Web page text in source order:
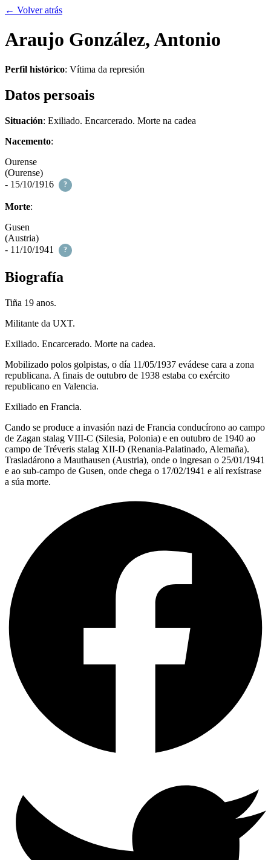
← Volver atrás
Araujo González, Antonio
Perfil histórico: Vítima da represión
Datos persoais
Situación: Exiliado. Encarcerado. Morte na cadea
Nacemento:
Ourense
(Ourense)
- 15/10/1916
?
Morte:
Gusen
(Austria)
- 11/10/1941
?
Biografía
Tiña 19 anos.
Militante da UXT.
Exiliado. Encarcerado. Morte na cadea.
Mobilizado polos golpistas, o día 11/05/1937 evádese cara a zona
republicana. A finais de outubro de 1938 estaba co exército
republicano en Valencia.
Exiliado en Francia.
Cando se produce a invasión nazi de Francia conducírono ao campo
de Zagan stalag VIII-C (Silesia, Polonia) e en outubro de 1940 ao
campo de Tréveris stalag XII-D (Renania-Palatinado, Alemaña).
Trasladárono a Mauthausen (Austria), onde o ingresan o 25/01/1941
e ao sub-campo de Gusen, onde chega o 17/02/1941 e alí rexístrase
a súa morte.